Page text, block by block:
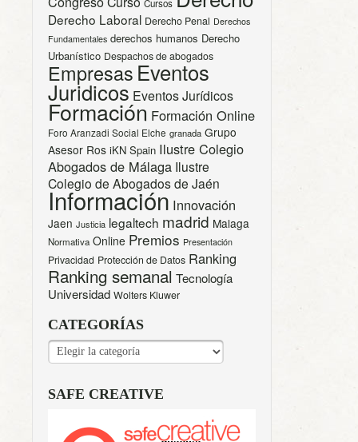
Cursos
Derecho Laboral Derecho Penal Derechos
Fundamentales derechos humanos Derecho
Urbanístico Despachos de abogados
Empresas Eventos
Juridicos Eventos Jurídicos
Formación Formación Online
Foro Aranzadi Social Elche granada Grupo
Asesor Ros iKN Spain Ilustre Colegio
Abogados de Málaga Ilustre
Colegio de Abogados de Jaén
Información Innovación
Jaen Justicia legaltech madrid Malaga
Normativa Online Premios Presentación
Privacidad Protección de Datos Ranking
Ranking semanal Tecnología
Universidad Wolters Kluwer
CATEGORÍAS
CATEGORÍAS
SAFE CREATIVE